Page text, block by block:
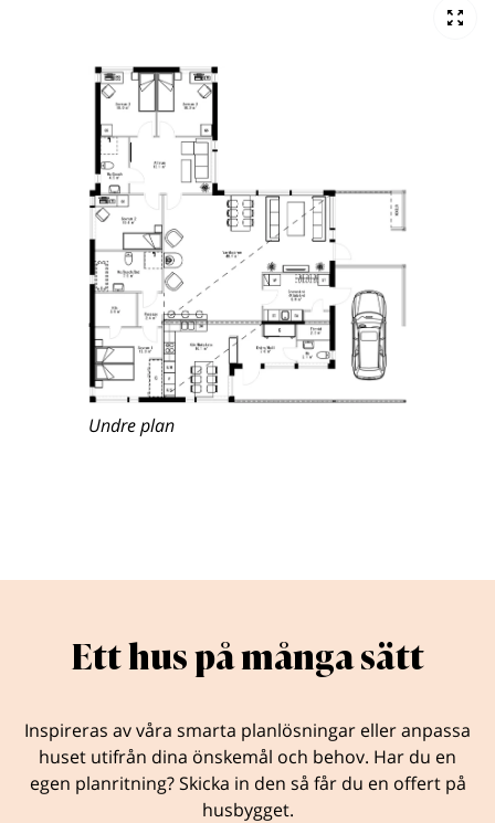
Undre plan
Ett hus på många sätt
Inspireras av våra smarta planlösningar eller anpassa
huset utifrån dina önskemål och behov. Har du en
egen planritning? Skicka in den så får du en offert på
husbygget.